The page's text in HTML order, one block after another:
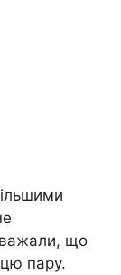
що
пару.